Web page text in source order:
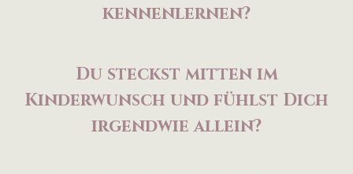
kennenlernen?
Du steckst mitten im
Kinderwunsch und fühlst Dich
irgendwie allein?